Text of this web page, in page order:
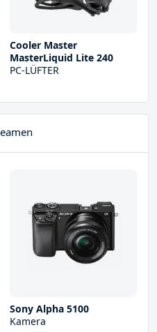
Cooler Master
MasterLiquid Lite 240
PC-LÜFTER
Sony Alpha 5100
Kamera